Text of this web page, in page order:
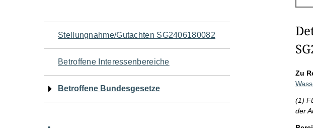
Navigation
für
den
Seiteninhalt
Stellungnahme/Gutachten SG2406180082
Betroffene Interessenbereiche
Betroffene Bundesgesetze
Zu
(1)
der